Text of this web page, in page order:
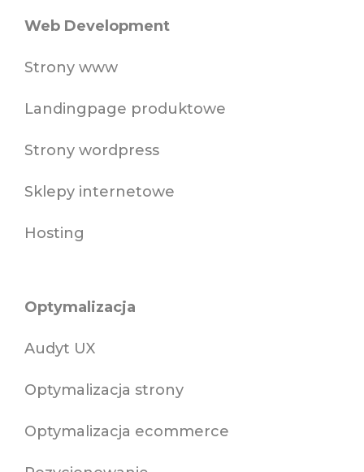
Web Development
Strony www
Landingpage produktowe
Strony wordpress
Sklepy internetowe
Hosting
Optymalizacja
Audyt UX
Optymalizacja strony
Optymalizacja ecommerce